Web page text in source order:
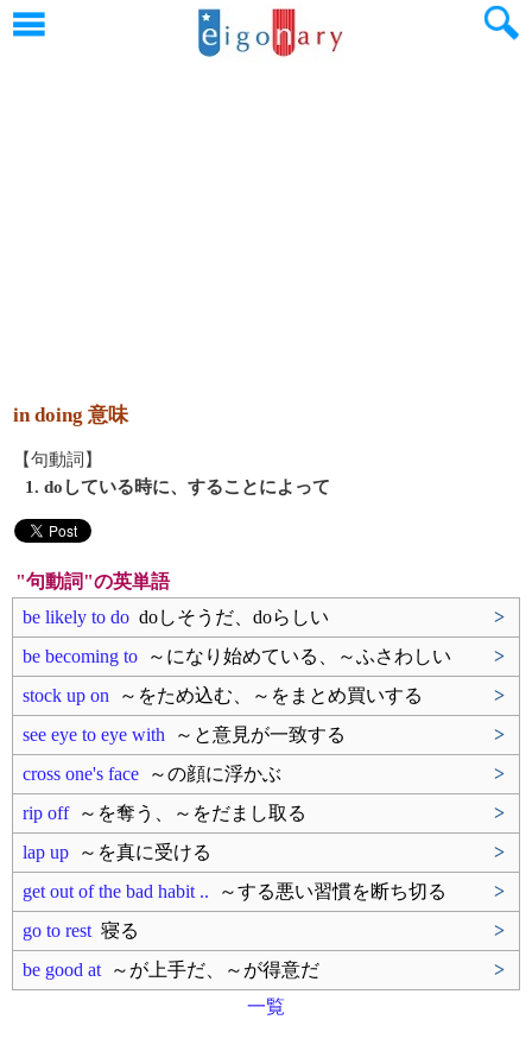
in doing 意味
【句動詞】
1. doしている時に、することによって
"句動詞"の英単語
be likely to do doしそうだ、doらしい
>
be becoming to ～になり始めている、～ふさわしい
>
stock up on ～をため込む、～をまとめ買いする
>
see eye to eye with ～と意見が一致する
>
cross one's face ～の顔に浮かぶ
>
rip off～を奪う、～をだまし取る
>
lap up ～を真に受ける
>
get out of the bad habit .. ～する悪い習慣を断ち切る
>
go to rest 寝る
>
be good at ～が上手だ、～が得意だ
>
一覧